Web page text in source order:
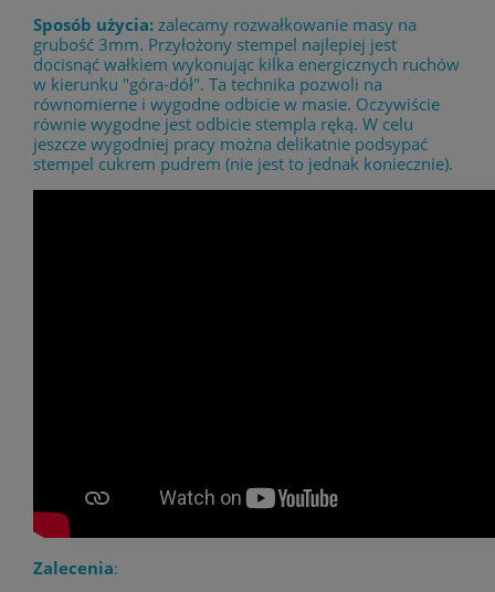
Sposób użycia: zalecamy rozwałkowanie masy na
grubość 3mm. Przyłożony stempel najlepiej jest
docisnąć wałkiem wykonując kilka energicznych ruchów
w kierunku "góra-dół". Ta technika pozwoli na
równomierne i wygodne odbicie w masie. Oczywiście
równie wygodne jest odbicie stempla ręką. W celu
jeszcze wygodniej pracy można delikatnie podsypać
stempel cukrem pudrem (nie jest to jednak koniecznie).
Zalecenia: